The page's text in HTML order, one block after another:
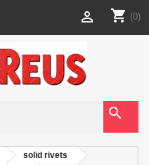
shopping_cart (0)

search
solid rivets